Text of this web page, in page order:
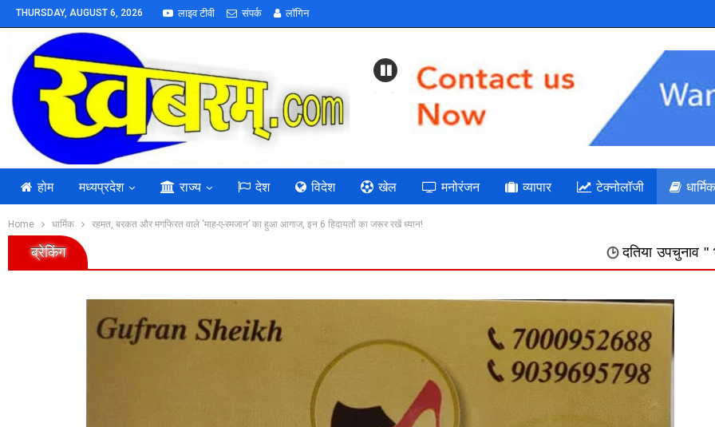
THURSDAY, AUGUST 6, 2026 लाइव टीवी संपर्क लॉगिन
Previous
होम मध्यप्रदेश राज्य देश विदेश खेल मनोरंजन व्यापार टेक्नोलॉजी धार्मिक
Home धार्मिक रहमत, बरकत और मगफिरत वाले ‘माह-ए-रमजान’ का हुआ आगाज, इन 6 हिदायतों का जरूर रखें ध्यान!
ब्रेकिंग दतिया उपचुनाव " भाजपा: गलत निर्णयों